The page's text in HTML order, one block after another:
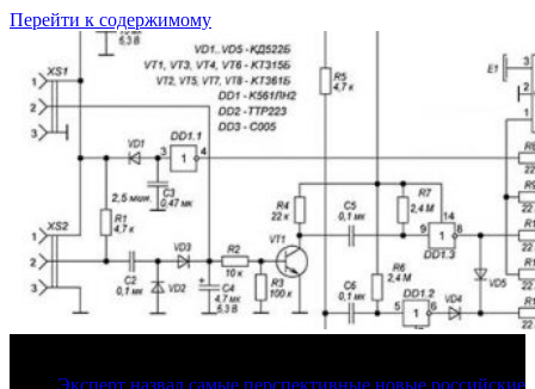
Перейти к содержимому
Эксперт назвал самые перспективные новые российские